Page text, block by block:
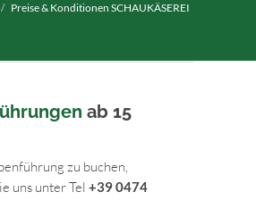
Preise & Konditionen SCHAUKÄSEREI
ab 15
zu buchen,
uns unter Tel +39 0474